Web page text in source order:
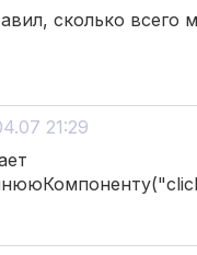
сколько всего
21:29